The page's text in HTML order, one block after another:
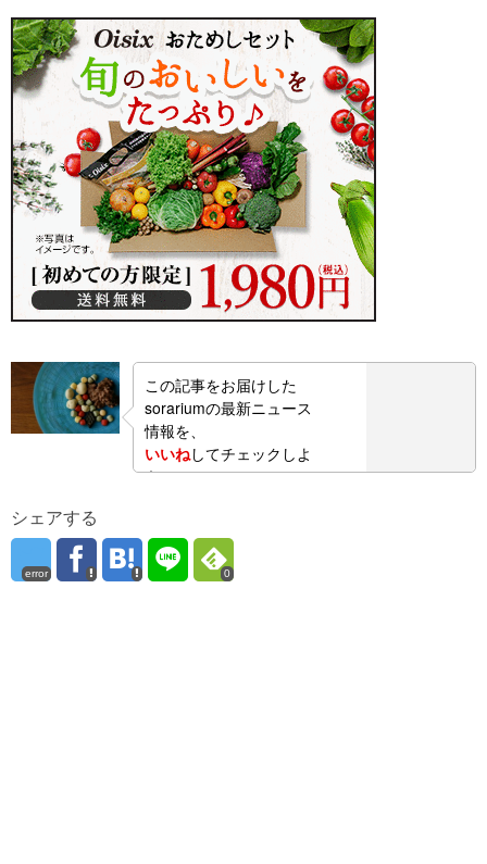
この記事をお届けした
sorariumの最新ニュース
情報を、
いいねしてチェックしよ
う！
シェアする
error 0